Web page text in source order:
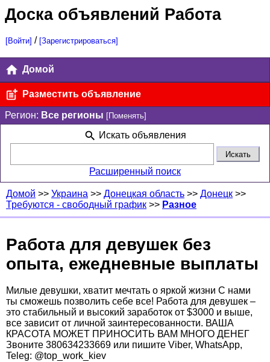
Доска объявлений Работа
[Войти] / [Зарегистрироваться]
Домой
Разместить объявление
Регион: Все регионы [Поменять]
Искать объявления
Расширенный поиск
Домой >> Украина >> Донецкая область >> Донецк >>
Требуются - свободный график >> Разное
Работа для девушек без
опыта, ежедневные выплаты
Милые девушки, хватит мечтать о яркой жизни С нами
ты сможешь позволить себе все! Работа для девушек –
это стабильный и высокий заработок от $3000 и выше,
все зависит от личной заинтересованности. ВАША
КРАСОТА МОЖЕТ ПРИНОСИТЬ ВАМ МНОГО ДЕНЕГ
Звоните 380634233669 или пишите Viber, WhatsApp,
Teleg: @top_work_kiev